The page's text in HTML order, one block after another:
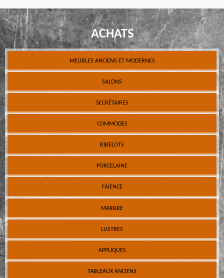
ACHATS
MEUBLES ANCIENS ET MODERNES
SALONS
SECRÉTAIRES
COMMODES
BIBELOTS
PORCELAINE
FAÏENCE
MARBRE
LUSTRES
APPLIQUES
TABLEAUX ANCIENS